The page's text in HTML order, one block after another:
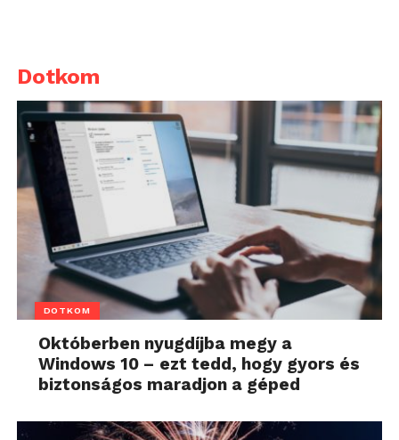
Dotkom
DOTKOM
Októberben nyugdíjba megy a
Windows 10 – ezt tedd, hogy gyors és
biztonságos maradjon a géped